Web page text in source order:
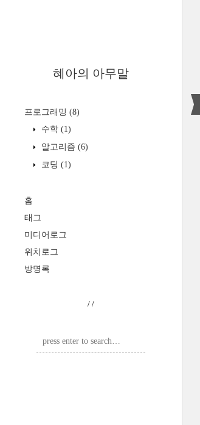
혜아의 아무말
프로그래밍 (8)
수학 (1)
알고리즘 (6)
코딩 (1)
홈
태그
미디어로그
위치로그
방명록
/ /